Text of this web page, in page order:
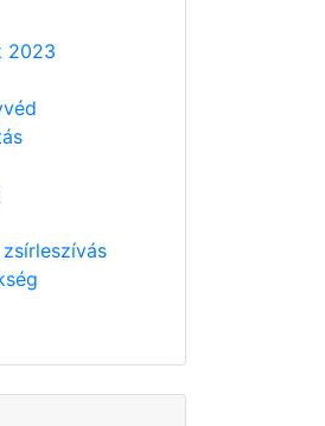
2023